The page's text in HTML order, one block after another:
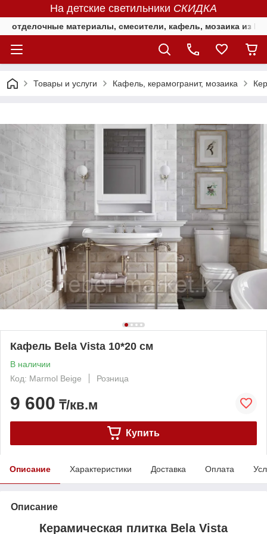
На детские светильники СКИДКА
отделочные материалы, смесители, кафель, мозаика из
Товары и услуги Кафель, керамогранит, мозаика
Кафель Bela Vista 10*20 см
В наличии
Код: Marmol Beige
Розница
9 600 ₸/кв.м
Купить
Описание Характеристики Доставка Оплата
Описание
Керамическая плитка Bela Vista